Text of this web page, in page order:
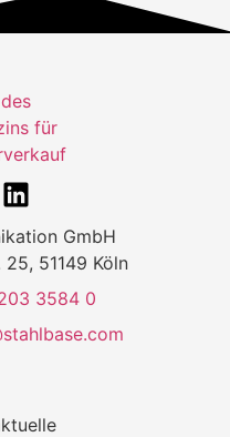
GmbH
51149 Köln
3584 0